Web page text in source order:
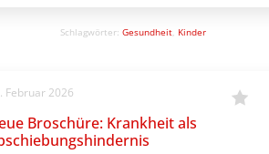
Schutzbedarfe sollen demnach
Schlagwörter: Gesundheit, Kinder
Februar 2026
Broschüre: Krankheit als